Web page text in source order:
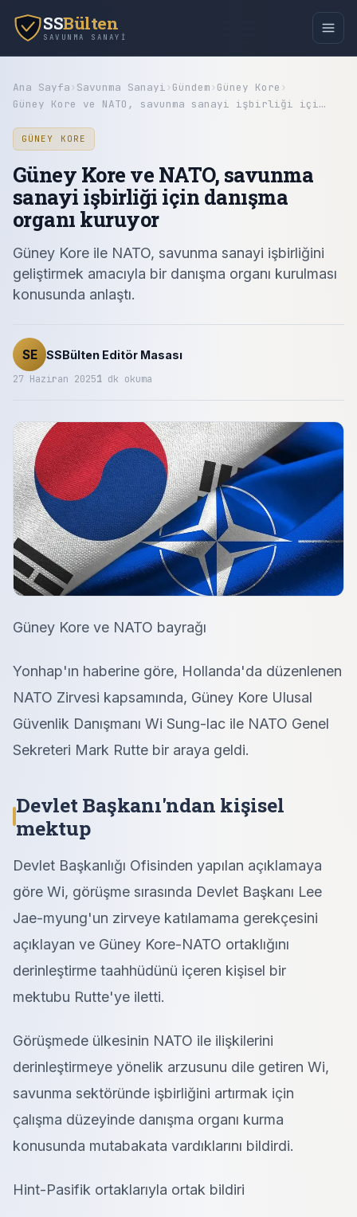
SSBülten
SAVUNMA SANAYI
Ana Sayfa› Savunma Sanayi› Gündem› Güney Kore ›
Güney Kore ve NATO, savunma sanayi işbirliği içi…
GÜNEY KORE
Güney Kore ve NATO, savunma
sanayi işbirliği için danışma
organı kuruyor
Güney Kore ile NATO, savunma sanayi işbirliğini
geliştirmek amacıyla bir danışma organı kurulması
konusunda anlaştı.
SE SSBülten Editör Masası
27 Haziran 20251 dk okuma
Güney Kore ve NATO bayrağı
Yonhap'ın haberine göre, Hollanda'da düzenlenen
NATO Zirvesi kapsamında, Güney Kore Ulusal
Güvenlik Danışmanı Wi Sung-lac ile NATO Genel
Sekreteri Mark Rutte bir araya geldi.
Devlet Başkanı'ndan kişisel
mektup
Devlet Başkanlığı Ofisinden yapılan açıklamaya
göre Wi, görüşme sırasında Devlet Başkanı Lee
Jae-myung'un zirveye katılamama gerekçesini
açıklayan ve Güney Kore-NATO ortaklığını
derinleştirme taahhüdünü içeren kişisel bir
mektubu Rutte'ye iletti.
Görüşmede ülkesinin NATO ile ilişkilerini
derinleştirmeye yönelik arzusunu dile getiren Wi,
savunma sektöründe işbirliğini artırmak için
çalışma düzeyinde danışma organı kurma
konusunda mutabakata vardıklarını bildirdi.
Hint-Pasifik ortaklarıyla ortak bildiri